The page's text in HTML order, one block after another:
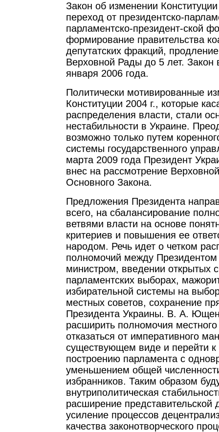
Закон об изменении
переход от президентско-
парламентско-президент-ской
формирование правительства
депутатских фракций,
Верховной Рады до 5 лет. Закон
января 2006 года.
Политически мотивированные
Конституции 2004 г., которые
распределения власти, стали
нестабильности в Украине.
возможно только путем
системы государственного
марта 2009 года Президент
внес на рассмотрение
Основного Закона.
Предложения Президента
всего, на сбалансирование
ветвями власти на основе
критериев и повышения ее
народом. Речь идет о четком
полномочий между
министром, введении открытых
парламентских выборах,
избирательной системы на
местных советов, сохранение
Президента Украины. В. А.
расширить полномочия
отказаться от императивного
существующем виде и перейти к
построению парламента с
уменьшением общей
избранников. Таким образом
внутриполитическая
расширение представительской
усиление процессов
качества законотворческого